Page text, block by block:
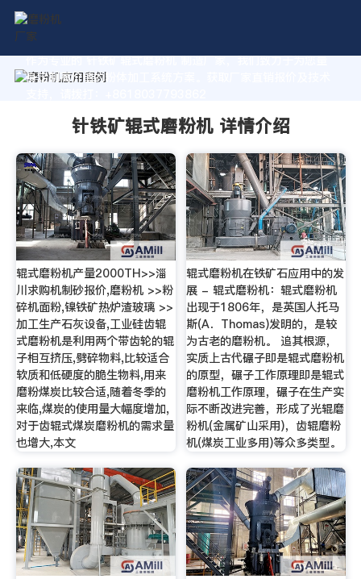
作为专业的 针铁矿辊式磨粉机 制造厂家，我们致力于为您量
身定制高价值的粉体加工系统方案。获取厂家直销报价及技术
针铁矿辊式磨粉机 详情介绍
辊式磨粉机产量2000TH>>淄
川求购机制砂报价,磨粉机 >>粉
碎机面粉,镍铁矿热炉渣玻璃 >>
加工生产石灰设备,工业硅齿辊
式磨粉机是利用两个带齿轮的辊
子相互挤压,劈碎物料,比较适合
软质和低硬度的脆生物料,用来
磨粉煤炭比较合适,随着冬季的
来临,煤炭的使用量大幅度增加,
对于齿辊式煤炭磨粉机的需求量
也增大,本文
辊式磨粉机在铁矿石应用中的发
展 - 辊式磨粉机：辊式磨粉机
出现于1806年，是英国人托马
斯(A．Thomas)发明的，是较
为古老的磨粉机。 追其根源，
实质上古代碾子即是辊式磨粉机
的原型，碾子工作原理即是辊式
磨粉机工作原理，碾子在生产实
际不断改进完善，形成了光辊磨
粉机(金属矿山采用)，齿辊磨粉
机(煤炭工业多用)等众多类型。